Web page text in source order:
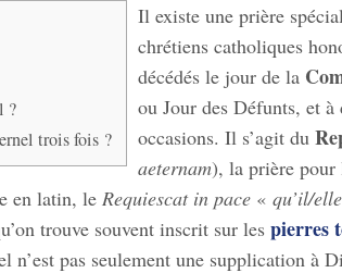
?
trois fois ?
Il existe une prière
chrétiens catholiques
décédés le jour de la
ou Jour des Défunts, et à
occasions. Il s’agit du
aeternam), la prière pour
en latin, le Requiescat in pace « qu’il/
trouve souvent inscrit sur les pierres
n’est pas seulement une supplication à